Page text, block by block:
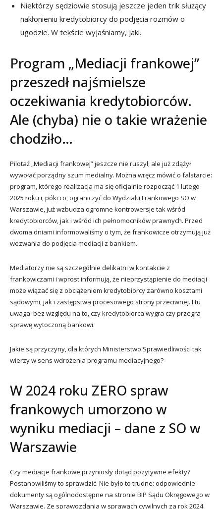
Niektórzy sędziowie stosują jeszcze jeden trik służący
nakłonieniu kredytobiorcy do podjęcia rozmów o
ugodzie. W tekście wyjaśniamy, jaki.
Program „Mediacji frankowej”
przeszedł najśmielsze
oczekiwania kredytobiorców.
Ale (chyba) nie o takie wrażenie
chodziło…
Pilotaż „Mediacji frankowej” jeszcze nie ruszył, ale już zdążył
wywołać porządny szum medialny. Można wręcz mówić o falstarcie:
program, którego realizacja ma się oficjalnie rozpocząć 1 lutego
2025 roku i, póki co, ograniczyć do Wydziału Frankowego SO w
Warszawie, już wzbudza ogromne kontrowersje tak wśród
kredytobiorców, jak i wśród ich pełnomocników prawnych. Przed
dwoma dniami informowaliśmy o tym, że frankowicze otrzymują już
wezwania do podjęcia mediacji z bankiem.
Mediatorzy nie są szczególnie delikatni w kontakcie z
frankowiczami i wprost informują, że nieprzystąpienie do mediacji
może wiązać się z obciążeniem kredytobiorcy zarówno kosztami
sądowymi, jak i zastępstwa procesowego strony przeciwnej. I tu
uwaga: bez względu na to, czy kredytobiorca wygra czy przegra
sprawę wytoczoną bankowi.
Jakie są przyczyny, dla których Ministerstwo Sprawiedliwości tak
wierzy w sens wdrożenia programu mediacyjnego?
W 2024 roku ZERO spraw
frankowych umorzono w
wyniku mediacji – dane z SO w
Warszawie
Czy mediacje frankowe przyniosły dotąd pozytywne efekty?
Postanowiliśmy to sprawdzić. Nie było to trudne: odpowiednie
dokumenty są ogólnodostępne na stronie BIP Sądu Okręgowego w
Warszawie. Ze sprawozdania w sprawach cywilnych za rok 2024